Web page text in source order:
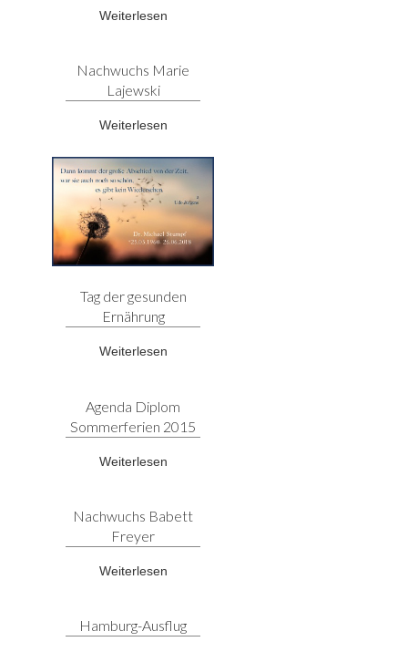
Weiterlesen
Nachwuchs Marie
Lajewski
Weiterlesen
Tag der gesunden
Ernährung
Weiterlesen
Agenda Diplom
Sommerferien 2015
Weiterlesen
Nachwuchs Babett
Freyer
Weiterlesen
Hamburg-Ausflug